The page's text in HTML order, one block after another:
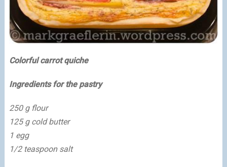
Colorful carrot quiche
Ingredients for the pastry
250 g flour
125 g cold butter
1 egg
1/2 teaspoon salt